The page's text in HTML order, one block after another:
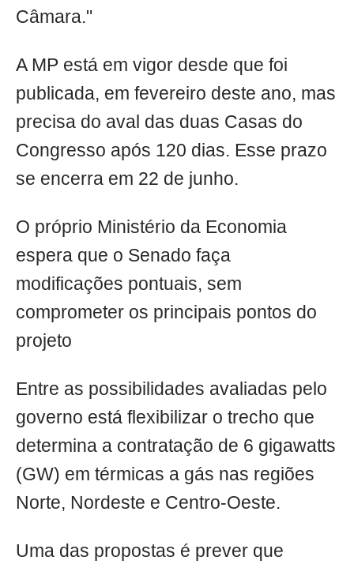
Câmara."
A MP está em vigor desde que foi
publicada, em fevereiro deste ano, mas
precisa do aval das duas Casas do
Congresso após 120 dias. Esse prazo
se encerra em 22 de junho.
O próprio Ministério da Economia
espera que o Senado faça
modificações pontuais, sem
comprometer os principais pontos do
projeto
Entre as possibilidades avaliadas pelo
governo está flexibilizar o trecho que
determina a contratação de 6 gigawatts
(GW) em térmicas a gás nas regiões
Norte, Nordeste e Centro-Oeste.
Uma das propostas é prever que